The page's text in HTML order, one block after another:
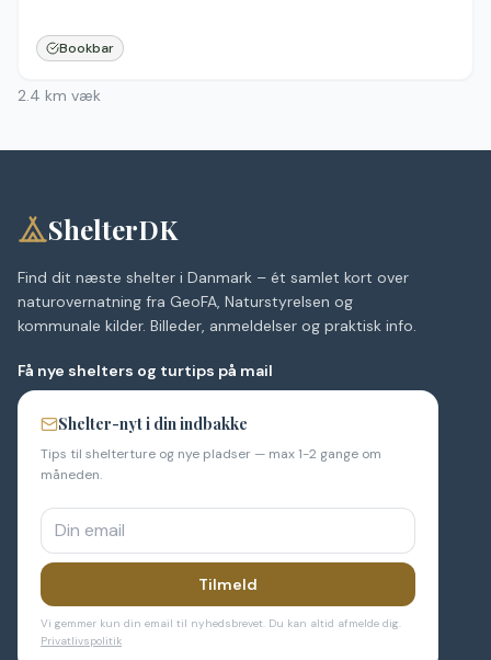
Bookbar
2.4 km væk
ShelterDK
Find dit næste shelter i Danmark – ét samlet kort over
naturovernatning fra GeoFA, Naturstyrelsen og
kommunale kilder. Billeder, anmeldelser og praktisk info.
Få nye shelters og turtips på mail
Shelter-nyt i din indbakke
Tips til shelterture og nye pladser — max 1-2 gange om
måneden.
Tilmeld
Vi gemmer kun din email til nyhedsbrevet. Du kan altid afmelde dig.
Privatlivspolitik